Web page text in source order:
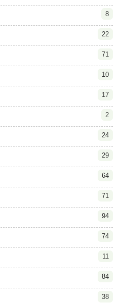
8
22
71
10
17
2
24
29
64
71
94
74
11
84
38